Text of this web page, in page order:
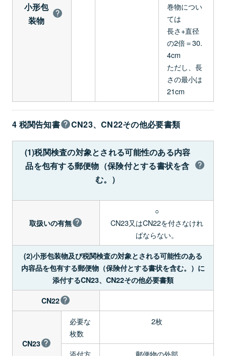
小形包
装物
巻物につい
ては
長さ+直径
の2倍＝30.
4cm
ただし、長
さの最小は
21cm
4 税関告知書 CN23、CN22その他必要書類
(1)税関検査の対象とされる可能性のある内容
品を包有する郵便物（保険付とする書状を含
む。）
取扱いの有無
○
CN23又はCN22を付さなけれ
ばならない。
(2)小形包装物及び税関検査の対象とされる可能性のある
内容品を包有する郵便物（保険付とする書状を含む。）に
添付するCN23、CN22その他必要書類
CN22
CN23
必要な
枚数
2枚
添付方 郵便物の外部